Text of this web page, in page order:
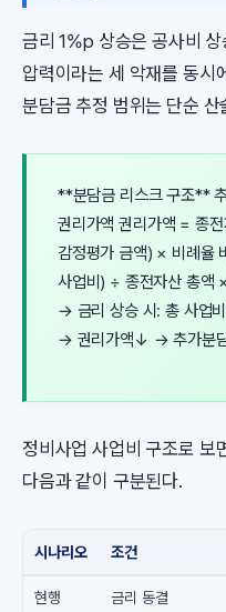
금리 1%p 상승은 공사비
압력이라는 세 악재를 동시
분담금 추정 범위는 단순
**분담금 리스크 구조**
권리가액 권리가액 = 종
감정평가 금액) × 비례율
사업비) ÷ 종전자산 총액
→ 금리 상승 시: 총 사
→ 권리가액↓ → 추가분
정비사업 사업비 구조로 보
다음과 같이 구분된다.
시나리오 조건
현행
금리 동결